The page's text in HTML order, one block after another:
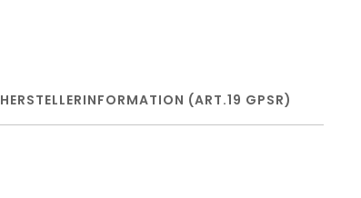
HERSTELLERINFORMATION (ART.19 GPSR)